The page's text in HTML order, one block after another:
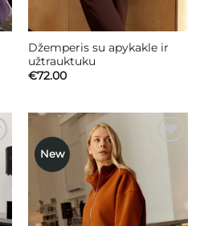
Džemperis su apykakle ir
užtrauktuku
€72.00
New
Mėgstamiausias